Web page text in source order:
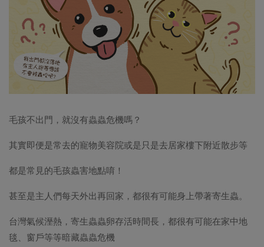
毛孩不出門，就沒有蟲蟲危機嗎？
其實即便是常去的寵物美容院或是只是去居家樓下附近散步等
都是常見的毛孩蟲害地點唷！
甚至是主人們每天外出再回家，都很有可能身上帶著寄生蟲。
台灣氣候溼熱，寄生蟲蟲卵存活時間長，都很有可能在家中地
毯、窗戶等等暗藏蟲蟲危機